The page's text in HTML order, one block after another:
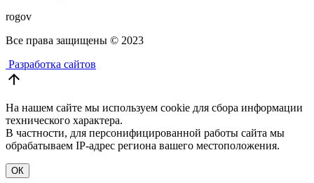
rogov
Все права защищены © 2023
Разработка сайтов
arrow_upward
На нашем сайте мы используем cookie для сбора информации
технического характера.
В частности, для персонифицированной работы сайта мы
обрабатываем IP-адрес региона вашего местоположения.
ОК